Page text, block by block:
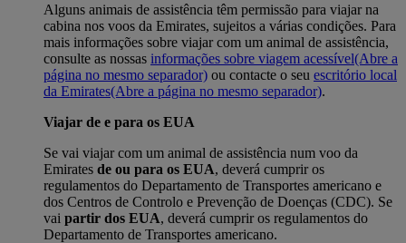
Alguns animais de assistência têm permissão para viajar na
cabina nos voos da Emirates, sujeitos a várias condições. Para
mais informações sobre viajar com um animal de assistência,
consulte as nossas informações sobre viagem acessível(Abre a
página no mesmo separador) ou contacte o seu escritório local
da Emirates(Abre a página no mesmo separador).
Viajar de e para os EUA
Se vai viajar com um animal de assistência num voo da
Emirates de ou para os EUA, deverá cumprir os
regulamentos do Departamento de Transportes americano e
dos Centros de Controlo e Prevenção de Doenças (CDC). Se
vai partir dos EUA, deverá cumprir os regulamentos do
Departamento de Transportes americano.